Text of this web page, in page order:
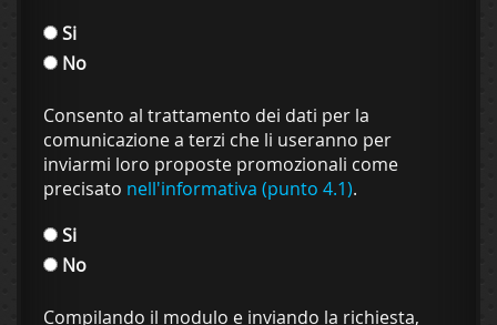
Si
No
Consento al trattamento dei dati per la
comunicazione a terzi che li useranno per
inviarmi loro proposte promozionali come
precisato nell'informativa (punto 4.1).
Si
No
Compilando il modulo e inviando la richiesta,